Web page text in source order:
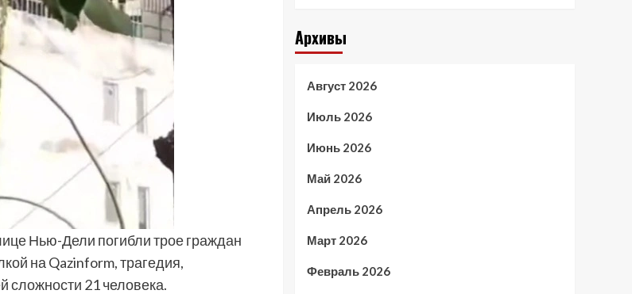
Нью-Дели погибли трое граждан
на Qazinform, трагедия,
21 человека.
Архивы
Август 2026
Июль 2026
Июнь 2026
Май 2026
Апрель 2026
Март 2026
Февраль 2026